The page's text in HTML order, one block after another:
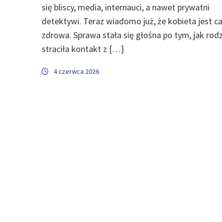
się bliscy, media, internauci, a nawet prywatni
detektywi. Teraz wiadomo już, że kobieta jest
zdrowa. Sprawa stała się głośna po tym, jak
straciła kontakt z […]
4 czerwca 2026